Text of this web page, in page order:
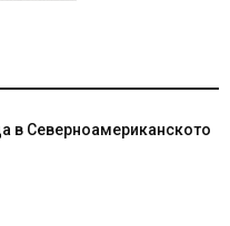
в Северноамериканското